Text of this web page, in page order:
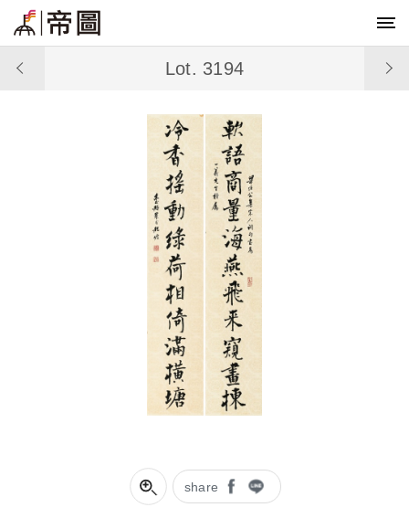
share
Lot. 3194